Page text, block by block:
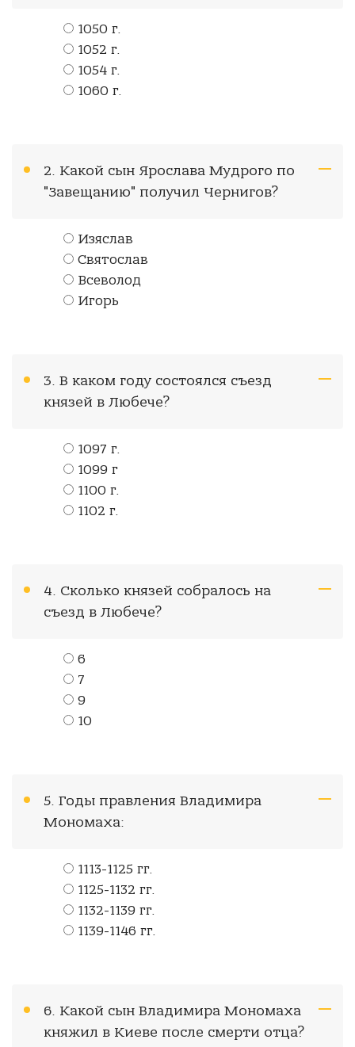
1050 г.
1052 г.
1054 г.
1060 г.
2. Какой сын Ярослава Мудрого по
"Завещанию" получил Чернигов?
Изяслав
Святослав
Всеволод
Игорь
3. В каком году состоялся съезд
князей в Любече?
1097 г.
1099 г
1100 г.
1102 г.
4. Сколько князей собралось на
съезд в Любече?
6
7
9
10
5. Годы правления Владимира
Мономаха:
1113-1125 гг.
1125-1132 гг.
1132-1139 гг.
1139-1146 гг.
6. Какой сын Владимира Мономаха
княжил в Киеве после смерти отца?